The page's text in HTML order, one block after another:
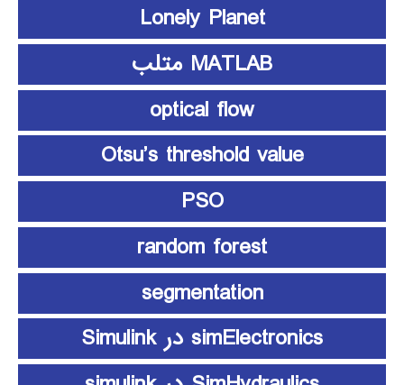
Lonely Planet
MATLAB متلب
optical flow
Otsu’s threshold value
PSO
random forest
segmentation
simElectronics در Simulink